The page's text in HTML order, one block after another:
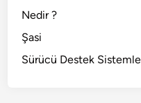
Nedir ?
Şasi
Sürücü Destek